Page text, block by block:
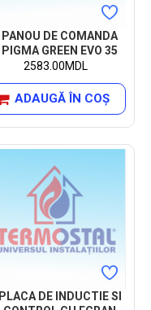
PANOU DE COMANDA
PIGMA GREEN EVO 35
2583.00MDL
ADAUGĂ ÎN COŞ
PLACA DE INDUCTIE SI